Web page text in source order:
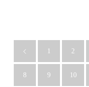
1 2
8 9 10